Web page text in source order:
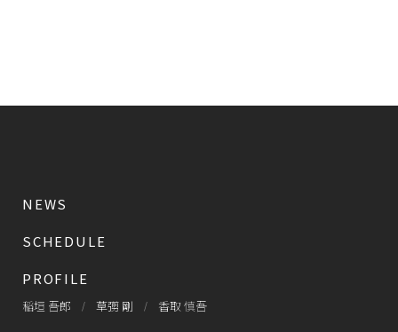
NEWS
SCHEDULE
PROFILE
稲垣 吾郎 草彅 剛 香取 慎吾